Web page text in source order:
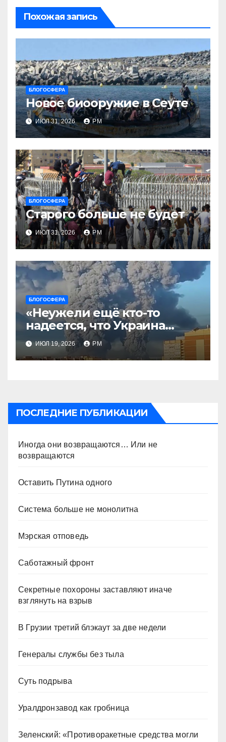
Похожая запись
БЛОГОСФЕРА
Новое биооружие в Сеуте
ИЮЛ 31, 2026 РМ
БЛОГОСФЕРА
Старого больше не будет
ИЮЛ 31, 2026 РМ
БЛОГОСФЕРА
«Неужели ещё кто-то
надеется, что Украина
будет действовать
непоследовательно?»
ИЮЛ 19, 2026 РМ
ПОСЛЕДНИЕ ПУБЛИКАЦИИ
Иногда они возвращаются… Или не
возвращаются
Оставить Путина одного
Система больше не монолитна
Мэрская отповедь
Саботажный фронт
Секретные похороны заставляют иначе
взглянуть на взрыв
В Грузии третий блэкаут за две недели
Генералы службы без тыла
Суть подрыва
Уралдронзавод как гробница
Зеленский: «Противоракетные средства могли